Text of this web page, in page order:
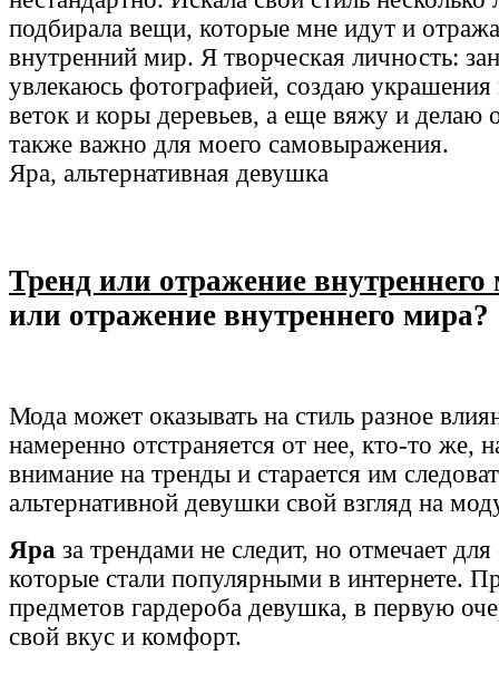
подбирала вещи, которые мне идут и
внутренний мир. Я творческая личность:
увлекаюсь фотографией, создаю
веток и коры деревьев, а еще вяжу и делаю
также важно для моего самовыражения.
Яра, альтернативная девушка
Тренд или отражение внутреннего
или отражение внутреннего мира?
Мода может оказывать на стиль разное
намеренно отстраняется от нее, кто-то же,
внимание на тренды и старается им
альтернативной девушки свой взгляд на
Яра за трендами не следит, но отмечает
которые стали популярными в интернете.
предметов гардероба девушка, в первую
свой вкус и комфорт.